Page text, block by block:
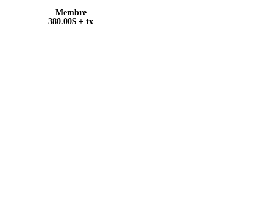
Membre
380.00$ + tx